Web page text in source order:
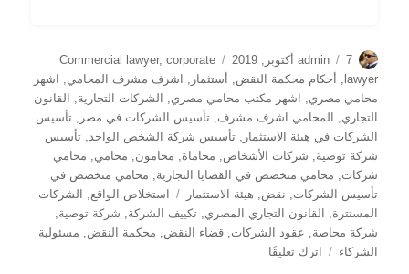
الكاتبadmin
نُشرت
في
7 أكتوبر, 2019 التصنيفات Commercial lawyer, corporate
lawyer
, أحكام محكمة النقض, أستثمار , اشرف مشرف المحامي,
اشهر
محامي مصري, اشهر مكتب محامي مصري, الشركات التجارية,
القانون
التجاري, المحامي اشرف مشرف,تأسيس الشركات في مصر ,تأسيس
الشركات في هيئة الاستثمار ,تأسيس شركة الشخص الواحد,تأسيس
شركة توصية, شركات الأشخاص, محاماة, محامون, محامي, محامي
شركات, محامي متخصص في القضايا التجارية, محامي متخصص في
تأسيس الشركات, نقض, هيئة الاستثمار الوسوم
استخلاص الواقع,
الشركات
المستترة, القانون التجاري المصري,تكييف الشركة, شركة توصية,
شركة محاصة, عقود الشركات,قضاء النقض, محكمة النقض, مسئولية
الشركاء
اترك تعليقًا